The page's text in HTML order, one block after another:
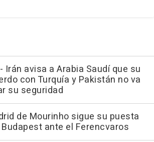
Irán avisa a Arabia Saudí que su
con Turquía y Pakistán no va
su seguridad
de Mourinho sigue su puesta
ante el Ferencvaros